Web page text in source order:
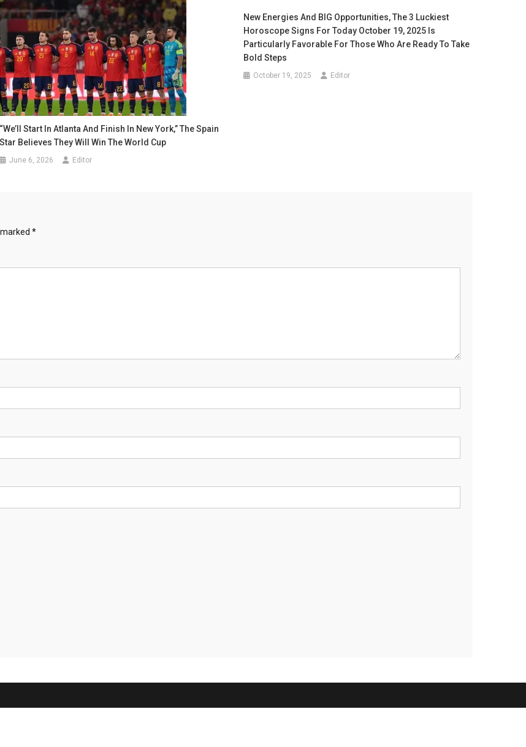
“We’ll Start In Atlanta And Finish In New York,” The Spain
Star Believes They Will Win The World Cup
June 6, 2026 Editor
New Energies And BIG Opportunities, The 3 Luckiest
Horoscope Signs For Today October 19, 2025 Is
Particularly Favorable For Those Who Are Ready To Take
Bold Steps
October 19, 2025 Editor
*